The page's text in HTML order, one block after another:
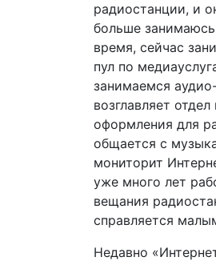
радиостанции, и
больше
время, сейчас
пул по
занимаемся
возглавляет
оформления для
общается с
мониторит
уже много лет
вещания
справляется
Недавно